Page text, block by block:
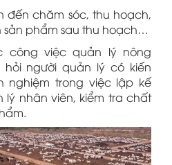
đến chăm sóc, thu hoạch,
phẩm sau thu hoạch…
công việc quản lý nông
người quản lý có kiến
nghiệm trong việc lập kế
lý nhân viên, kiểm tra chất